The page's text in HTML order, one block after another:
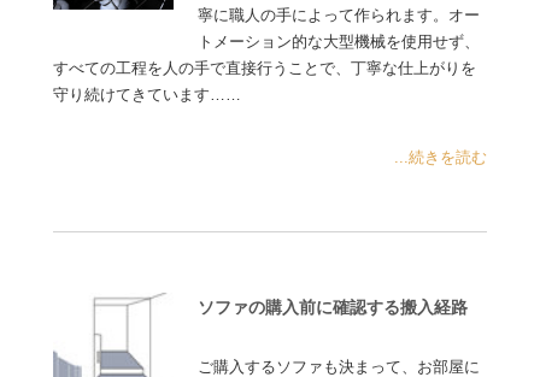
寧に職人の手によって作られます。オー
トメーション的な大型機械を使用せず、
すべての工程を人の手で直接行うことで、丁寧な仕上がりを
守り続けてきています……
...続きを読む
ソファの購入前に確認する搬入経路
ご購入するソファも決まって、お部屋に